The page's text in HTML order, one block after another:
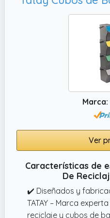
estratégicamente
orgánica de forma
✔️ TAPA HERMÉTICA
de cierre superior
encajar
cocina con un
Ver
Características de
De
✔️ Diseñados y
TATAY – Marca
reciclaje y cubos de